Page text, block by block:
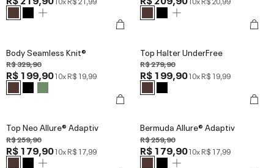
Body Seamless Knit®
R$ 329,90
R$ 199,9010xR$ 19,99
Top Halter UnderFree
R$ 279,90
R$ 199,9010xR$ 19,99
Top Neo Allure® Adaptiv
R$ 259,90
R$ 179,9010xR$ 17,99
Bermuda Allure® Adaptiv
R$ 259,90
R$ 179,9010xR$ 17,99